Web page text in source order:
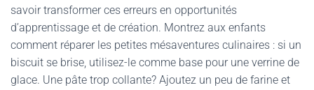
savoir transformer ces erreurs en opportunités
d’apprentissage et de création. Montrez aux enfants
comment réparer les petites mésaventures culinaires : si un
biscuit se brise, utilisez-le comme base pour une verrine de
glace. Une pâte trop collante? Ajoutez un peu de farine et